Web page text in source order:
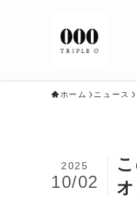
ホーム ニュース
2025
10/02